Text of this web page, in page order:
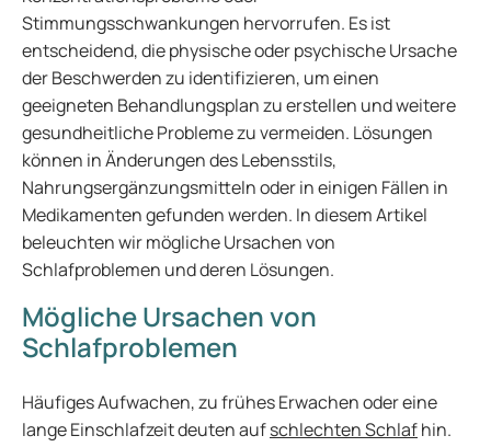
Stimmungsschwankungen hervorrufen. Es ist
entscheidend, die physische oder psychische Ursache
der Beschwerden zu identifizieren, um einen
geeigneten Behandlungsplan zu erstellen und weitere
gesundheitliche Probleme zu vermeiden. Lösungen
können in Änderungen des Lebensstils,
Nahrungsergänzungsmitteln oder in einigen Fällen in
Medikamenten gefunden werden. In diesem Artikel
beleuchten wir mögliche Ursachen von
Schlafproblemen und deren Lösungen.
Mögliche Ursachen von
Schlafproblemen
Häufiges Aufwachen, zu frühes Erwachen oder eine
lange Einschlafzeit deuten aufschlechten Schlafhin.